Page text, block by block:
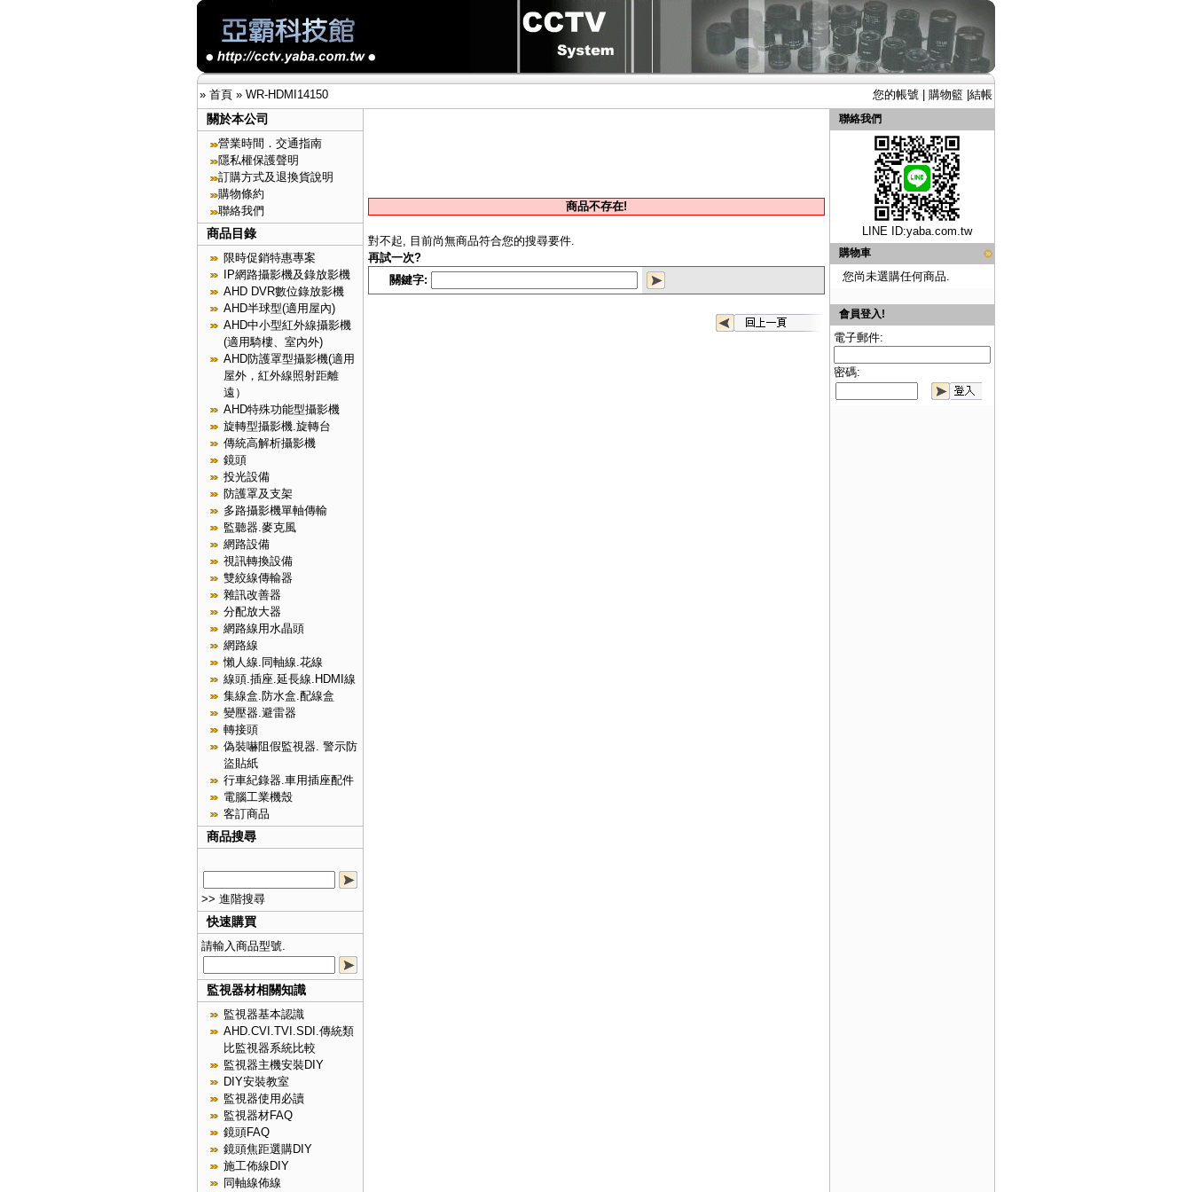
» 首頁 » WR-HDMI14150 您的帳號 購物籃 結帳
關於本公司
營業時間．交通指南
隱私權保護聲明
訂購方式及退換貨說明
購物條約
聯絡我們
商品目錄
限時促銷特惠專案
IP網路攝影機及錄放影機
AHD DVR數位錄放影機
AHD半球型(適用屋內)
AHD中小型紅外線攝影機
(適用騎樓、室內外)
AHD防護罩型攝影機(適用
屋外，紅外線照射距離
遠）
AHD特殊功能型攝影機
旋轉型攝影機.旋轉台
傳統高解析攝影機
鏡頭
投光設備
防護罩及支架
多路攝影機單軸傳輸
監聽器.麥克風
網路設備
視訊轉換設備
雙絞線傳輸器
雜訊改善器
分配放大器
網路線用水晶頭
網路線
懶人線.同軸線.花線
線頭.插座.延長線.HDMI線
集線盒.防水盒.配線盒
變壓器.避雷器
轉接頭
偽裝嚇阻假監視器. 警示防
盜貼紙
行車紀錄器.車用插座配件
電腦工業機殼
客訂商品
商品搜尋
>> 進階搜尋
快速購買
請輸入商品型號.
監視器材相關知識
監視器基本認識
AHD.CVI.TVI.SDI.傳統類
比監視器系統比較
監視器主機安裝DIY
DIY安裝教室
監視器使用必讀
監視器材FAQ
鏡頭FAQ
鏡頭焦距選購DIY
施工佈線DIY
同軸線佈線
商品不存在!
對不起, 目前尚無商品符合您的搜尋要件.
再試一次?
關鍵字:
聯絡我們
LINE ID:yaba.com.tw
購物車
您尚未選購任何商品.
會員登入!
電子郵件:
密碼: